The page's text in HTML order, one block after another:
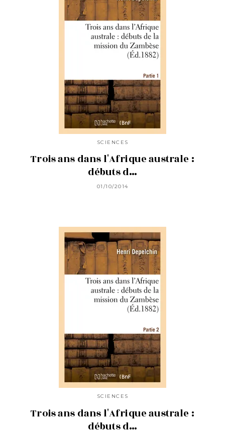
SCIENCES
Trois ans dans l'Afrique australe :
débuts d…
01/10/2014
SCIENCES
Trois ans dans l'Afrique australe :
débuts d…